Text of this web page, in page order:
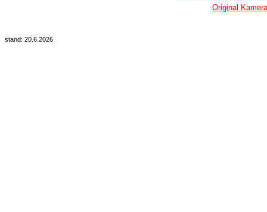
Original
stand: 20.6.2026